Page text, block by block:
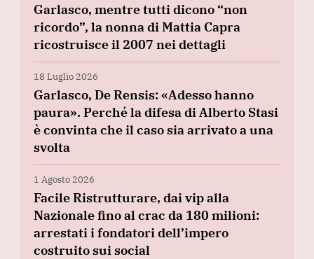
Garlasco, mentre tutti dicono “non
ricordo”, la nonna di Mattia Capra
ricostruisce il 2007 nei dettagli
18 Luglio 2026
Garlasco, De Rensis: «Adesso hanno
paura». Perché la difesa di Alberto Stasi
è convinta che il caso sia arrivato a una
svolta
1 Agosto 2026
Facile Ristrutturare, dai vip alla
Nazionale fino al crac da 180 milioni:
arrestati i fondatori dell’impero
costruito sui social